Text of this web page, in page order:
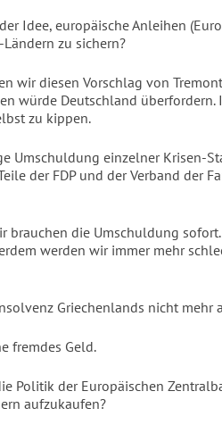
Idee, europäische Anleihen
zu sichern?
wir diesen Vorschlag von
würde Deutschland
zu kippen.
Umschuldung einzelner Krisen-
der FDP und der Verband der
brauchen die Umschuldung
werden wir immer mehr
Griechenlands nicht mehr
fremdes Geld.
Politik der Europäischen
aufzukaufen?